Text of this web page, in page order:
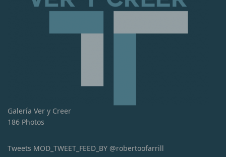
Galería Ver y Creer
186 Photos
Tweets MOD_TWEET_FEED_BY @robertoofarrill